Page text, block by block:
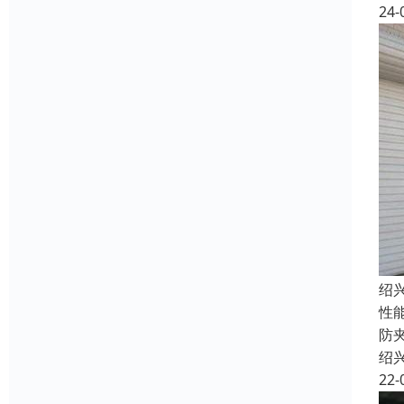
24-
绍
性
防
绍
22-